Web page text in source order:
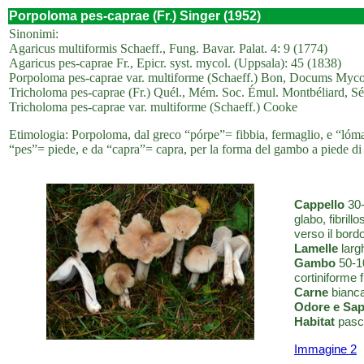
Porpoloma pes-caprae (Fr.) Singer (1952)
Sinonimi:
Agaricus multiformis Schaeff., Fung. Bavar. Palat. 4: 9 (1774)
Agaricus pes-caprae Fr., Epicr. syst. mycol. (Uppsala): 45 (1838)
Porpoloma pes-caprae var. multiforme (Schaeff.) Bon, Docums
Tricholoma pes-caprae (Fr.) Quél., Mém. Soc. Émul. Montbéliard,
Tricholoma pes-caprae var. multiforme (Schaeff.) Cooke
Etimologia: Porpoloma, dal greco “pórpe”= fibbia, fermaglio, e
“pes”= piede, e da “capra”= capra, per la forma del gambo a piede
Cappello
glabo,
verso il
Lamelle
Gambo 50-
cortiniforme
Carne
Odore e
Habitat
Immagine 2